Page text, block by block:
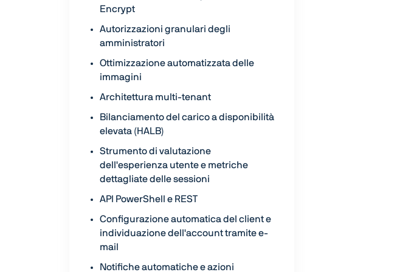
Encrypt
Autorizzazioni granulari degli
amministratori
Ottimizzazione automatizzata delle
immagini
Architettura multi-tenant
Bilanciamento del carico a disponibilità
elevata (HALB)
Strumento di valutazione
dell'esperienza utente e metriche
dettagliate delle sessioni
API PowerShell e REST
Configurazione automatica del client e
individuazione dell'account tramite e-
mail
Notifiche automatiche e azioni